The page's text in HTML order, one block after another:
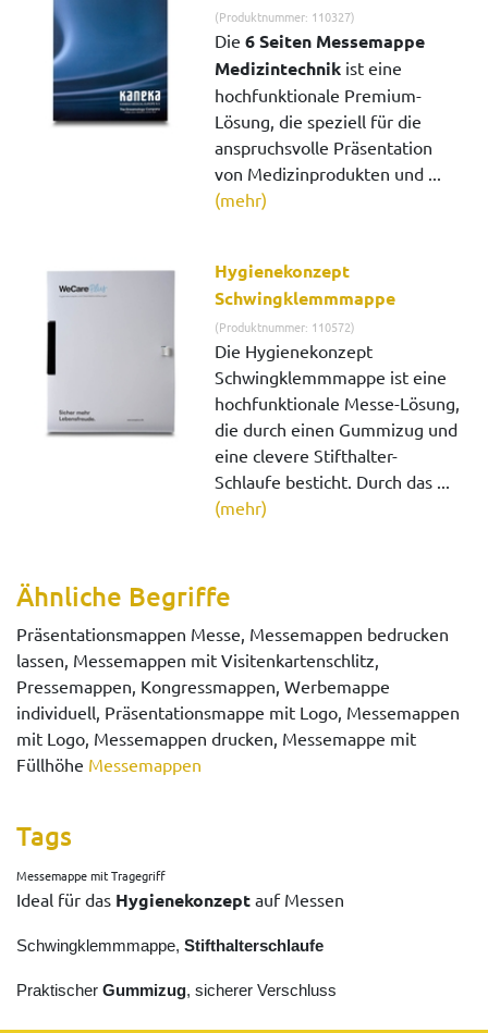
(Produktnummer: 110327)
Die6 Seiten Messemappe
Medizintechnik ist eine
hochfunktionale Premium-
Lösung, die speziell für die
anspruchsvolle Präsentation
von Medizinprodukten und ...
(mehr)
Hygienekonzept
Schwingklemmmappe
(Produktnummer: 110572)
Die Hygienekonzept
Schwingklemmmappe ist eine
hochfunktionale Messe-Lösung,
die durch einen Gummizug und
eine clevere Stifthalter-
Schlaufe besticht. Durch das ...
(mehr)
Ähnliche Begriffe
Präsentationsmappen Messe, Messemappen bedrucken
lassen, Messemappen mit Visitenkartenschlitz,
Pressemappen, Kongressmappen, Werbemappe
individuell, Präsentationsmappe mit Logo, Messemappen
mit Logo, Messemappen drucken, Messemappe mit
Füllhöhe Messemappen
Tags
Messemappe mit Tragegriff
Ideal für das Hygienekonzept auf Messen
Schwingklemmmappe, Stifthalterschlaufe
Praktischer Gummizug, sicherer Verschluss